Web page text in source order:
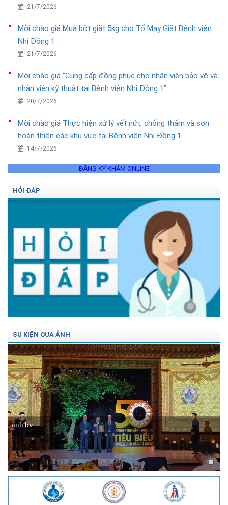
21/7/2026
Mời chào giá Mua bột giặt 5kg cho Tổ May Giặt Bệnh viện
Nhi Đồng 1
21/7/2026
Mời chào giá “Cung cấp đồng phục cho nhân viên bảo vệ và
nhân viên kỹ thuật tại Bệnh viện Nhi Đồng 1”
20/7/2026
Mời chào giá Thực hiện xử lý vết nứt, chống thấm và sơn
hoàn thiện các khu vực tại Bệnh viện Nhi Đồng 1
14/7/2026
ĐĂNG KÝ KHÁM ONLINE
HỎI ĐÁP
SỰ KIỆN QUA ẢNH
ảnh bv